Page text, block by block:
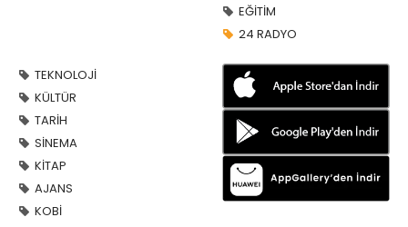
EĞİTİM
24 RADYO
TEKNOLOJİ
KÜLTÜR
TARİH
SİNEMA
KİTAP
AJANS
KOBİ